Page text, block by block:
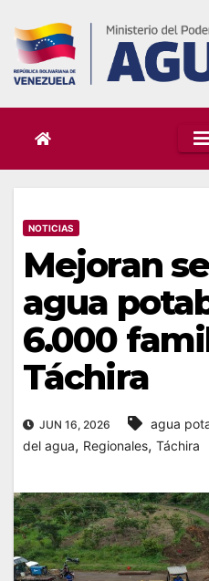
content
NOTICIAS
Mejoran
agua
6.000
Táchira
JUN 16, 2026 agua
del agua, Regionales, Táchira